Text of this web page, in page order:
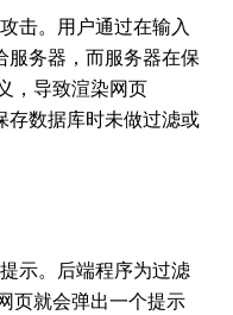
击。用户通过在输入
服务器，而服务器在保
，导致渲染网页
存数据库时未做过滤或
示。后端程序为过滤
页就会弹出一个提示